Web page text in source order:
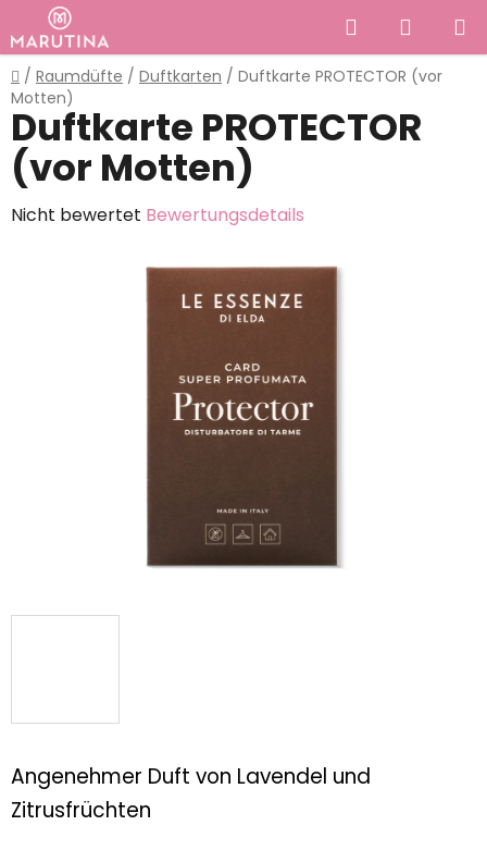
Inhalt
springen
Suchen
Startseite
/ Raumdüfte / Duftkarten / Duftkarte PROTECTOR (vor
Motten)
Angenehmer Duft von Lavendel und
Zitrusfrüchten
Duftkarte PROTECTOR
(vor Motten)
Die
Produktbewertung
Nicht bewertet Bewertungsdetails